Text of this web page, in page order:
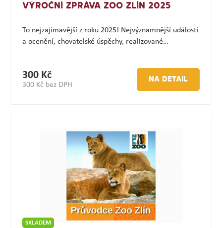
VÝROČNÍ ZPRÁVA ZOO ZLÍN 2025
To nejzajímavější z roku 2025! Nejvýznamnější události
a ocenění, chovatelské úspěchy, realizované…
300 Kč
300 Kč bez DPH
NA DETAIL
SKLADEM